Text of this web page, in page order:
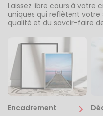
Laissez libre cours à votre
uniques qui reflètent
qualité et du savoir-faire
Encadrement